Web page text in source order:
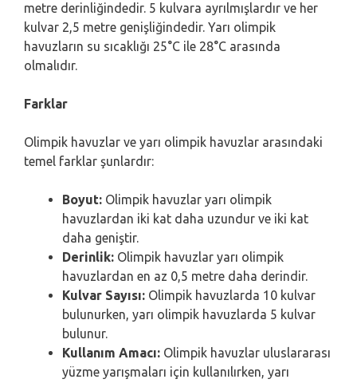
metre derinliğindedir. 5 kulvara ayrılmışlardır ve her
kulvar 2,5 metre genişliğindedir. Yarı olimpik
havuzların su sıcaklığı 25°C ile 28°C arasında
olmalıdır.
Farklar
Olimpik havuzlar ve yarı olimpik havuzlar arasındaki
temel farklar şunlardır:
Boyut: Olimpik havuzlar yarı olimpik
havuzlardan iki kat daha uzundur ve iki kat
daha geniştir.
Derinlik: Olimpik havuzlar yarı olimpik
havuzlardan en az 0,5 metre daha derindir.
Kulvar Sayısı: Olimpik havuzlarda 10 kulvar
bulunurken, yarı olimpik havuzlarda 5 kulvar
bulunur.
Kullanım Amacı: Olimpik havuzlar uluslararası
yüzme yarışmaları için kullanılırken, yarı